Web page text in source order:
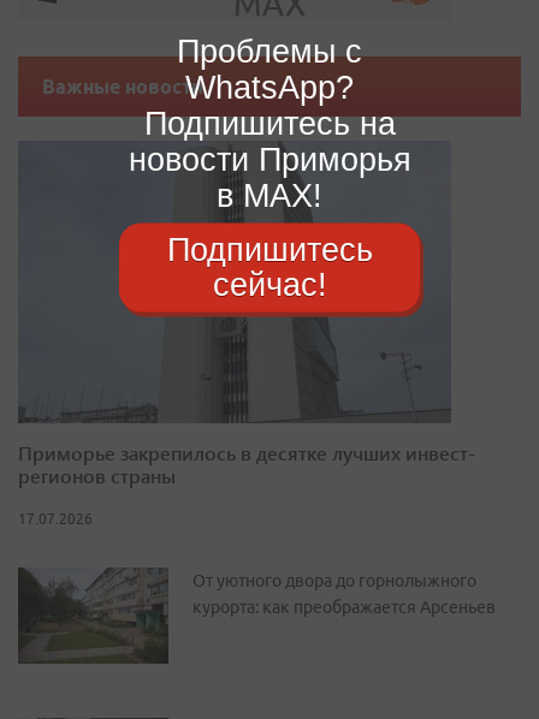
Важные новости
Приморье закрепилось в десятке лучших инвест-
регионов страны
17.07.2026
От уютного двора до горнолыжного
курорта: как преображается Арсеньев
Проблемы с
WhatsApp?
Подпишитесь на
новости Приморья
в MAX!
Подпишитесь
сейчас!